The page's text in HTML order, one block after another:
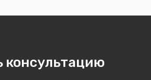
консультацию